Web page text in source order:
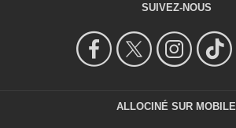
SUIVEZ-NOUS
ALLOCINÉ SUR MOBILE